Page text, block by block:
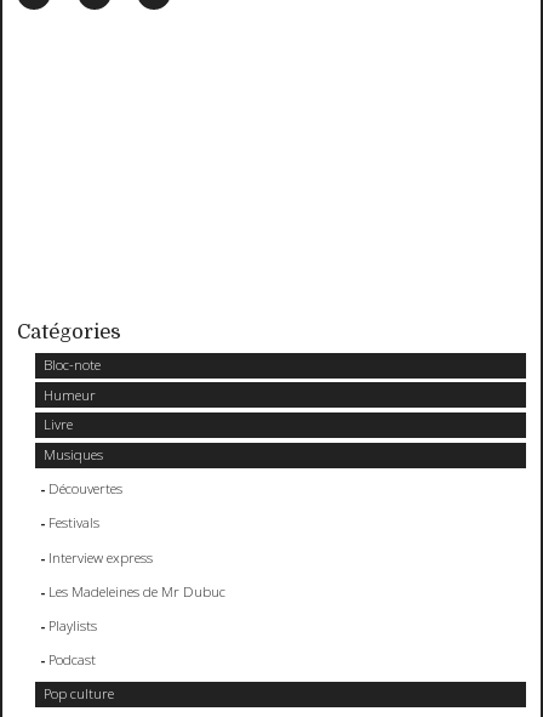
Catégories
Bloc-note
Humeur
Livre
Musiques
Découvertes
Festivals
Interview express
Les Madeleines de Mr Dubuc
Playlists
Podcast
Pop culture